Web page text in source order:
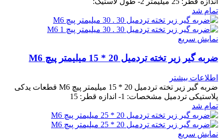
تمام شد
نمایش سریع
ضربه گیر زیر تخته تردمیل 20 * 15 میلیمتر پیچ M6
اطلاعات بیشتر
ضربه گیر زیر تخته تردمیل 20 * 15 میلیمتر پیچ M6 قطعات یدکی
پلاستیکی تردمیل مشخصات: 1- اندازه قطر: 15
تمام شد
نمایش سریع